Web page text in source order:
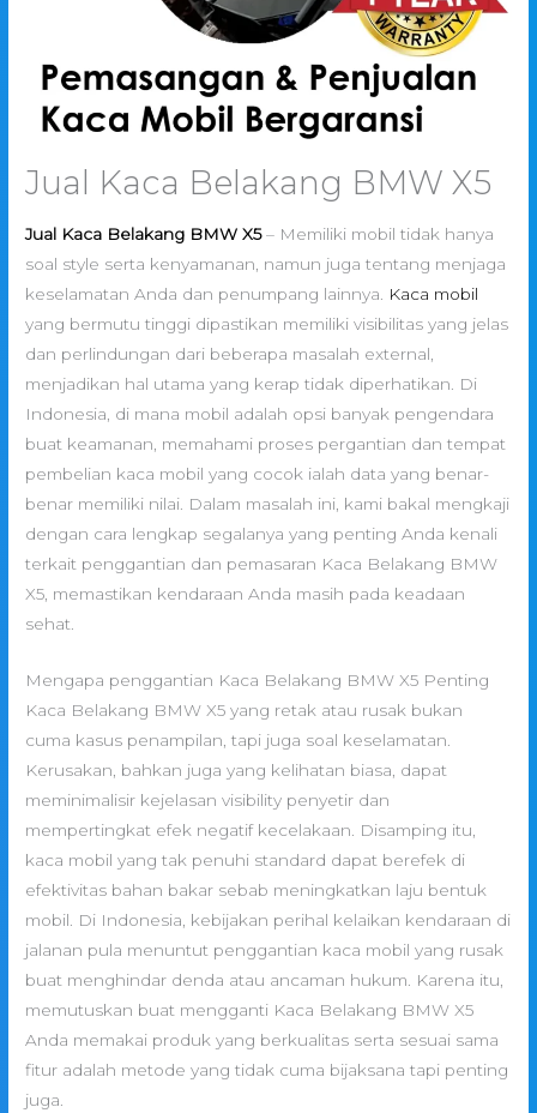
Jual Kaca Belakang BMW X5
Jual Kaca Belakang BMW X5– Memiliki mobil tidak hanya
soal style serta kenyamanan, namun juga tentang menjaga
keselamatan Anda dan penumpang lainnya.
Kaca mobil
yang bermutu tinggi dipastikan memiliki visibilitas yang jelas
dan perlindungan dari beberapa masalah external,
menjadikan hal utama yang kerap tidak diperhatikan. Di
Indonesia, di mana mobil adalah opsi banyak pengendara
buat keamanan, memahami proses pergantian dan tempat
pembelian kaca mobil yang cocok ialah data yang benar-
benar memiliki nilai. Dalam masalah ini, kami bakal mengkaji
dengan cara lengkap segalanya yang penting Anda kenali
terkait penggantian dan pemasaran Kaca Belakang BMW
X5, memastikan kendaraan Anda masih pada keadaan
sehat.
Mengapa penggantian Kaca Belakang BMW X5 Penting
Kaca Belakang BMW X5 yang retak atau rusak bukan
cuma kasus penampilan, tapi juga soal keselamatan.
Kerusakan, bahkan juga yang kelihatan biasa, dapat
meminimalisir kejelasan visibility penyetir dan
mempertingkat efek negatif kecelakaan. Disamping itu,
kaca mobil yang tak penuhi standard dapat berefek di
efektivitas bahan bakar sebab meningkatkan laju bentuk
mobil. Di Indonesia, kebijakan perihal kelaikan kendaraan di
jalanan pula menuntut penggantian kaca mobil yang rusak
buat menghindar denda atau ancaman hukum. Karena itu,
memutuskan buat mengganti Kaca Belakang BMW X5
Anda memakai produk yang berkualitas serta sesuai sama
fitur adalah metode yang tidak cuma bijaksana tapi penting
juga.